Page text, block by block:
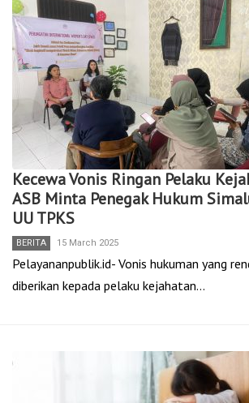
Kecewa Vonis Ringan Pelaku
ASB Minta Penegak Hukum
UU TPKS
BERITA 15 March 2025
Pelayananpublik.id- Vonis hukuman yang
diberikan kepada pelaku kejahatan…